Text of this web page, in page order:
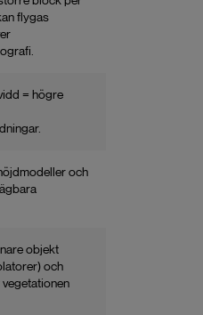
flygas
= högre
och
objekt
och